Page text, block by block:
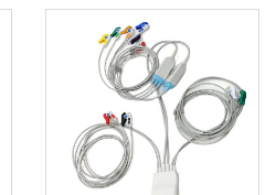
Comen والمطلوب بشدة